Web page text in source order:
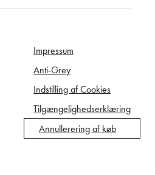
Impressum
Anti-Grey
Indstilling af Cookies
Tilgængelighedserklæring
Annullerering af køb